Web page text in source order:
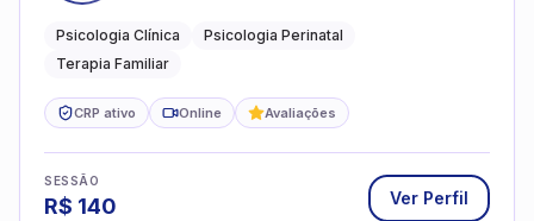
famílias
Psicologia Clínica
Psicologia Perinatal
Terapia Familiar
CRP ativo Online Avaliações
SESSÃO
R$ 140 Ver Perfil